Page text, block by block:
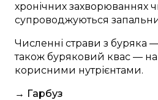
хронічних захворюваннях
супроводжуються
Численні страви з буряка
також буряковий квас —
корисними нутрієнтами.
→ Гарбуз